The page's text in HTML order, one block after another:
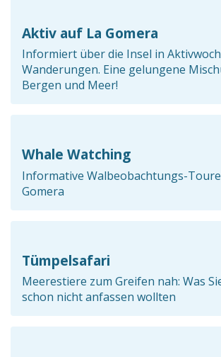
Aktiv auf La Gomera
Informiert über die Insel in
Wanderungen. Eine gelungene
Bergen und Meer!
Whale Watching
Informative Walbeobachtungs-
Gomera
Tümpelsafari
Meerestiere zum Greifen nah: Was
schon nicht anfassen wollten